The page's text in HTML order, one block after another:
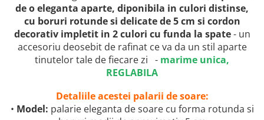
de o eleganta aparte, diponibila in culori distinse,
cu boruri rotunde si delicate de 5 cm si cordon
decorativ impletit in 2 culori cu funda la spate- un
accesoriu deosebit de rafinat ce va da un stil aparte
tinutelor tale de fiecare zi - marime unica,
REGLABILA
Detaliile acestei palarii de soare:
• Model: palarie eleganta de soare cu forma rotunda si